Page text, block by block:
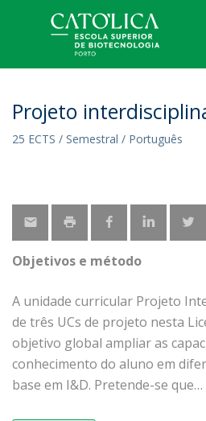
Projeto
25 ECTS / Semestral / Português
Objetivos e método
A unidade curricular Projeto
de três UCs de projeto nesta
objetivo global ampliar as
conhecimento do aluno em
base em I&D. Pretende-se que